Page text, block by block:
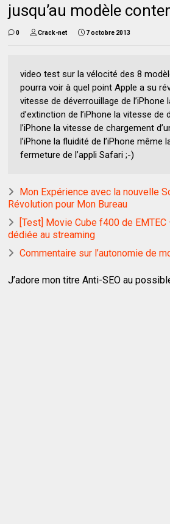
jusqu’au modèle
0 Crack-net 7 octobre 2013
video test sur la vélocité des 8
pourra voir à quel point Apple a su
vitesse de déverrouillage de l’iPhone
d’extinction de l’iPhone la vitesse de
l’iPhone la vitesse de chargement
l’iPhone la fluidité de l’iPhone même
fermeture de l’appli Safari ;-)
Mon Expérience avec la nouvelle
Révolution pour Mon Bureau
[Test] Movie Cube f400 de
dédiée au streaming
Commentaire sur l’autonomie de
J’adore mon titre Anti-SEO au